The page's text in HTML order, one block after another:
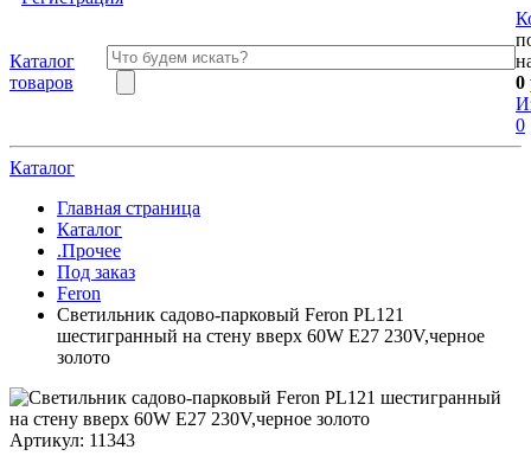
Каталог
товаров
0
0
Каталог
Главная страница
Каталог
.Прочее
Под заказ
Feron
Светильник садово-парковый Feron PL121
шестигранный на стену вверх 60W E27 230V,черное
золото
Артикул: 11343